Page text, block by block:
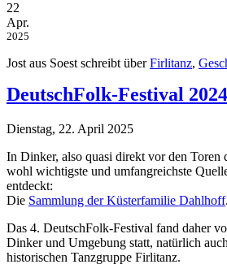
22
Apr.
2025
Jost aus Soest schreibt überFirlitanz,
DeutschFolk-Festival 2024
Dienstag, 22. April 2025
In Dinker, also quasi direkt vor den Toren
wohl wichtigste und umfangreichste
entdeckt:
Die Sammlung der Küsterfamilie Dahlhoff.
Das 4. DeutschFolk-Festival fand daher
Dinker und Umgebung statt, natürlich
historischen Tanzgruppe Firlitanz.